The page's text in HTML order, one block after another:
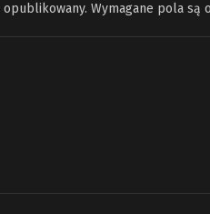
opublikowany. Wymagane pola są